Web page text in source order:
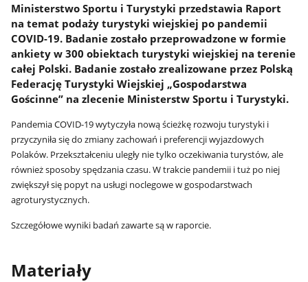
Ministerstwo Sportu i Turystyki przedstawia Raport
na temat podaży turystyki wiejskiej po pandemii
COVID-19. Badanie zostało przeprowadzone w formie
ankiety w 300 obiektach turystyki wiejskiej na terenie
całej Polski. Badanie zostało zrealizowane przez Polską
Federację Turystyki Wiejskiej „Gospodarstwa
Gościnne” na zlecenie Ministerstw Sportu i Turystyki.
Pandemia COVID-19 wytyczyła nową ścieżkę rozwoju turystyki i
przyczyniła się do zmiany zachowań i preferencji wyjazdowych
Polaków. Przekształceniu uległy nie tylko oczekiwania turystów, ale
również sposoby spędzania czasu. W trakcie pandemii i tuż po niej
zwiększył się popyt na usługi noclegowe w gospodarstwach
agroturystycznych.
Szczegółowe wyniki badań zawarte są w raporcie.
Materiały